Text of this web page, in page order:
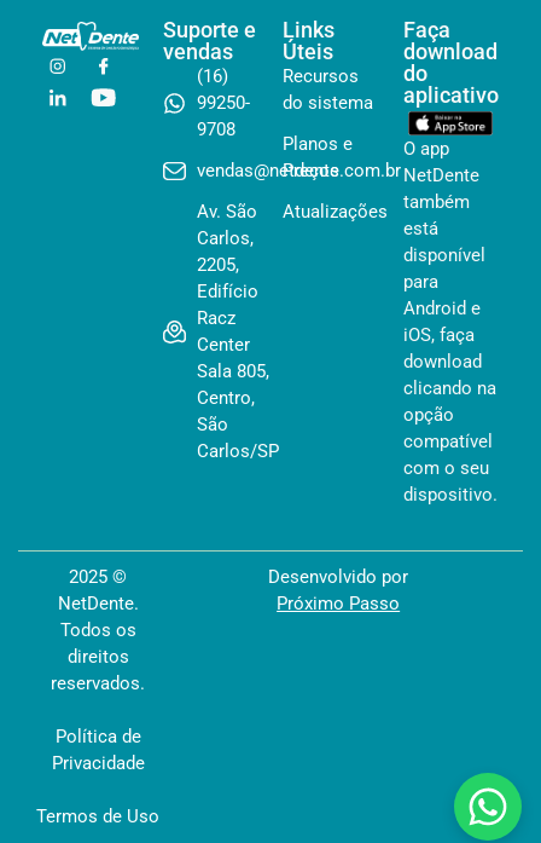
Suporte e
vendas
(16)
99250-
9708
vendas@netdente.com.br
Av. São
Carlos,
2205,
Edifício
Racz
Center
Sala 805,
Centro,
São
Carlos/SP
Links
Úteis
Recursos
do sistema
Planos e
Preços
Atualizações
Faça
download
do
aplicativo
O app
NetDente
também
está
disponível
para
Android e
iOS, faça
download
clicando na
opção
compatível
com o seu
dispositivo.
2025 ©
NetDente.
Todos os
direitos
reservados.
Política de
Privacidade
Termos de Uso
Desenvolvido por
Próximo Passo